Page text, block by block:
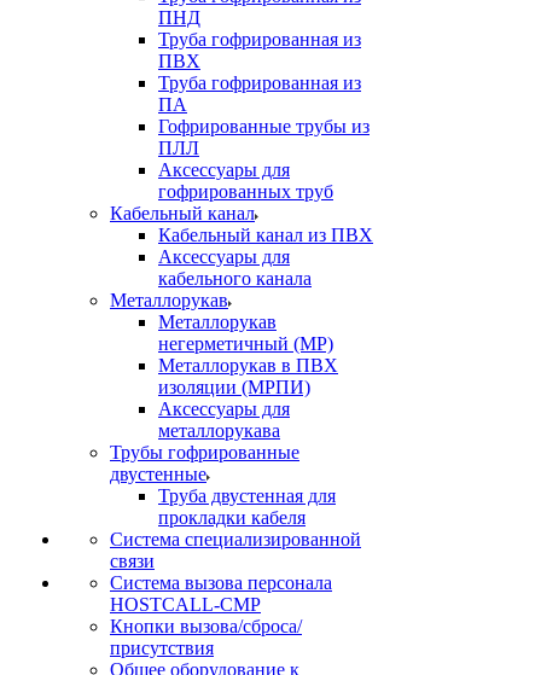
ПНД
Труба гофрированная из
ПВХ
Труба гофрированная из
ПА
Гофрированные трубы из
ПЛЛ
Аксессуары для
гофрированных труб
Кабельный канал
Кабельный канал из ПВХ
Аксессуары для
кабельного канала
Металлорукав
Металлорукав
негерметичный (МР)
Металлорукав в ПВХ
изоляции (МРПИ)
Аксессуары для
металлорукава
Трубы гофрированные
двустенные
Труба двустенная для
прокладки кабеля
Система специализированной
связи
Cистема вызова персонала
HOSTCALL-CMP
Кнопки вызова/сброса/
присутствия
Общее оборудование к